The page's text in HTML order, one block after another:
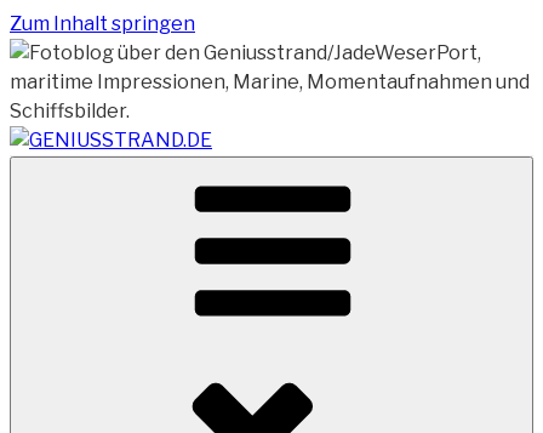
Zum Inhalt springen
GENIUSSTRAND.DE
Vom Geniusstrand zum JadeWeserPort/Container
Terminal Wilhelmshaven